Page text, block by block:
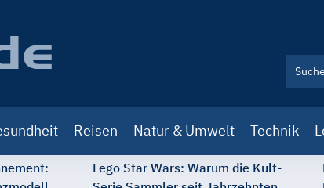
Reisen Natur & Umwelt Technik
Lego Star Wars: Warum die Kult-